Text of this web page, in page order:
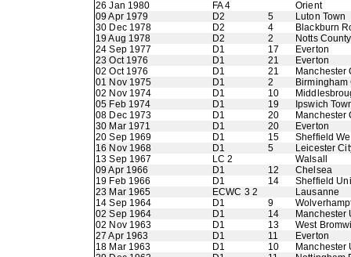
26 Jan 1980
FA 4
Orient
09 Apr 1979
D2 5
Luton Town
30 Dec 1978
D2 4
Blackburn
19 Aug 1978
D2 2
Notts County
24 Sep 1977
D1 17
Everton
23 Oct 1976
D1 21
Everton
02 Oct 1976
D1 21
Manchester
01 Nov 1975
D1 2
Birmingham
02 Nov 1974
D1 10
05 Feb 1974
D1 19
Ipswich
08 Dec 1973
D1 20
Manchester
30 Mar 1971
D1 20
Everton
20 Sep 1969
D1 15
Sheffield
16 Nov 1968
D1 5
Leicester
13 Sep 1967
LC 2
Walsall
09 Apr 1966
D1 12
Chelsea
19 Feb 1966
D1 14
Sheffield
23 Mar 1965
ECWC 3 2
Lausanne
14 Sep 1964
D1 9
02 Sep 1964
D1 14
Manchester
02 Nov 1963
D1 13
West
27 Apr 1963
D1 11
Everton
18 Mar 1963
D1 10
Manchester